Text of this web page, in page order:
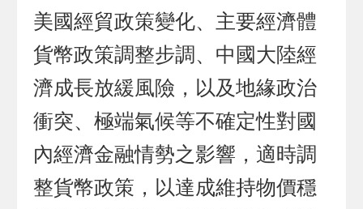
美國經貿政策變化、主要經濟體
貨幣政策調整步調、中國大陸經
濟成長放緩風險，以及地緣政治
衝突、極端氣候等不確定性對國
內經濟金融情勢之影響，適時調
整貨幣政策，以達成維持物價穩